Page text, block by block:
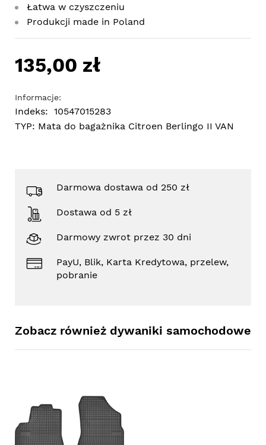
Łatwa w czyszczeniu
Produkcji made in Poland
135,00 zł
Informacje:
Indeks: 10547015283
TYP: Mata do bagażnika Citroen Berlingo II VAN
Darmowa dostawa od 250 zł
Dostawa od 5 zł
Darmowy zwrot przez 30 dni
PayU, Blik, Karta Kredytowa, przelew,
pobranie
Zobacz również dywaniki samochodowe